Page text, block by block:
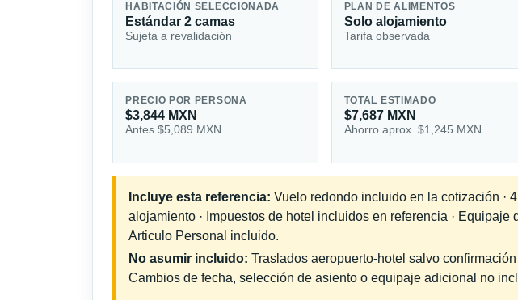
HABITACIÓN SELECCIONADA
Estándar 2 camas
Sujeta a revalidación
PLAN DE ALIMENTOS
Solo alojamiento
Tarifa observada
PRECIO POR PERSONA
$3,844 MXN
Antes $5,089 MXN
TOTAL ESTIMADO
$7,687 MXN
Ahorro aprox. $1,245 MXN
Incluye esta referencia: Vuelo redondo incluido en la cotización ·
alojamiento · Impuestos de hotel incluidos en referencia ·
Articulo Personal incluido.
No asumir incluido: Traslados aeropuerto-hotel salvo
Cambios de fecha, selección de asiento o equipaje adicional no